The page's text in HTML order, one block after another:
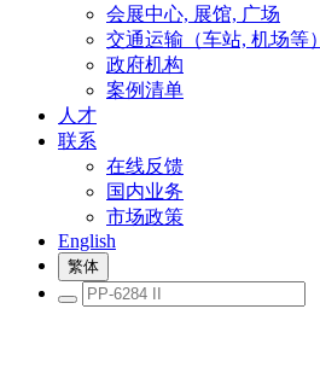
会展中心, 展馆, 广场
交通运输（车站, 机场等）
政府机构
案例清单
人才
联系
在线反馈
国内业务
市场政策
English
繁体